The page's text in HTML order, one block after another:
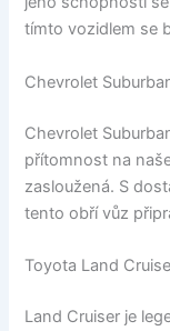
tímto vozidlem se
Chevrolet
Chevrolet
přítomnost na
zasloužená. S
tento obří vůz
Toyota Land
Land Cruiser je